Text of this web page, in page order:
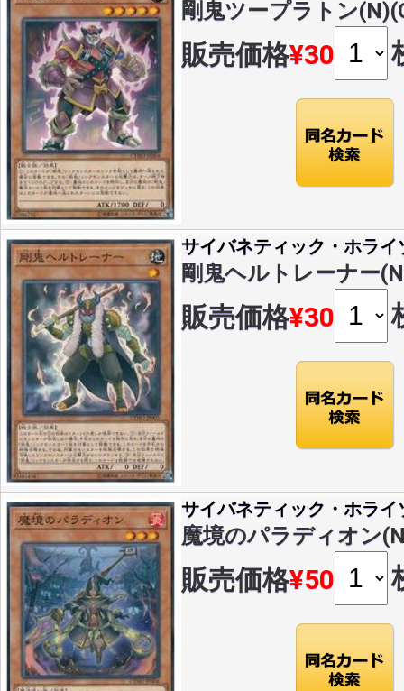
剛鬼ツープラトン
販売価格¥30
サイバネティック・ホライ
剛鬼ヘルトレーナー
販売価格¥30
サイバネティック・ホライ
魔境のパラディオン
販売価格¥50